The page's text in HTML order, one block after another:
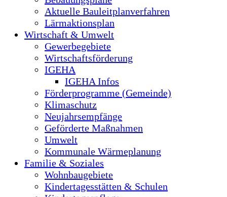
Aktuelle Bauleitplanverfahren
Lärmaktionsplan
Wirtschaft & Umwelt
Gewerbegebiete
Wirtschaftsförderung
IGEHA
IGEHA Infos
Förderprogramme (Gemeinde)
Klimaschutz
Neujahrsempfänge
Geförderte Maßnahmen
Umwelt
Kommunale Wärmeplanung
Familie & Soziales
Wohnbaugebiete
Kindertagesstätten & Schulen